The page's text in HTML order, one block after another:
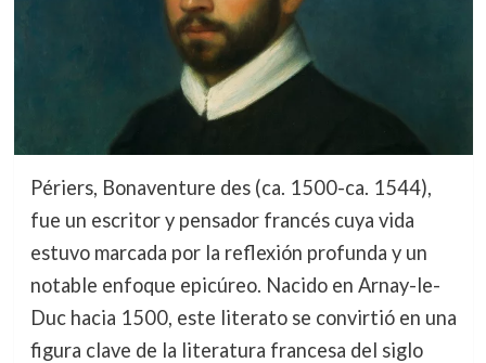
Périers, Bonaventure des (ca. 1500-ca. 1544),
fue un escritor y pensador francés cuya vida
estuvo marcada por la reflexión profunda y un
notable enfoque epicúreo. Nacido en Arnay-le-
Duc hacia 1500, este literato se convirtió en una
figura clave de la literatura francesa del siglo